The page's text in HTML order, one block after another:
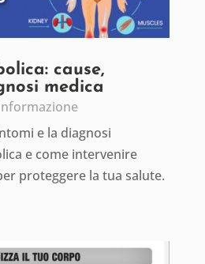
cause,
medica
e la diagnosi
e come intervenire
proteggere la tua salute.